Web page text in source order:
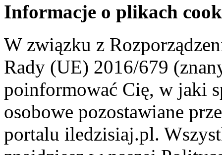
Informacje o plikach
W związku z
Rady (UE) 2016/679
poinformować Cię, w jaki
osobowe pozostawiane
portalu iledzisiaj.pl.